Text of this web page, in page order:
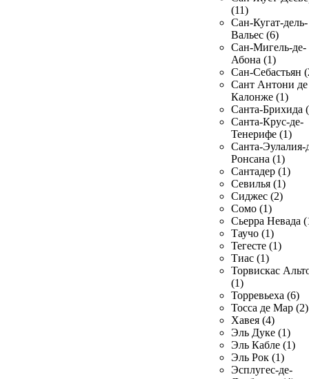
(11)
Сан-Кугат-дель-
Вальес (6)
Сан-Мигель-де-
Абона (1)
Сан-Себастьян
Сант Антони де
Калонже (1)
Санта-Брихида
Санта-Крус-де-
Тенерифе (1)
Санта-Эулалия-
Ронсана (1)
Сантадер (1)
Севилья (1)
Сиджес (2)
Сомо (1)
Сьерра Невада
Таучо (1)
Тегесте (1)
Тиас (1)
Торвискас
(1)
Торревьеха (6)
Тосса де Мар (2)
Хавея (4)
Эль Дуке (1)
Эль Кабле (1)
Эль Рок (1)
Эсплугес-де-